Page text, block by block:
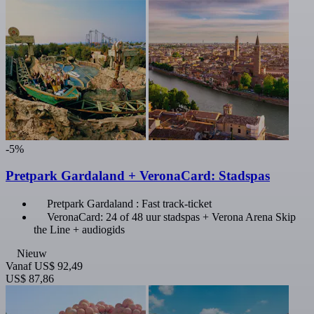
-5%
Pretpark Gardaland + VeronaCard: Stadspas
Pretpark Gardaland : Fast track-ticket
VeronaCard: 24 of 48 uur stadspas + Verona Arena Skip
the Line + audiogids
Nieuw
Vanaf US$ 92,49
US$ 87,86